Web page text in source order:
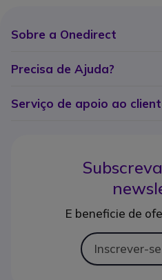
Sobre a Onedirect
Precisa de Ajuda?
Serviço de apoio ao
E beneficie de
Inscrever-